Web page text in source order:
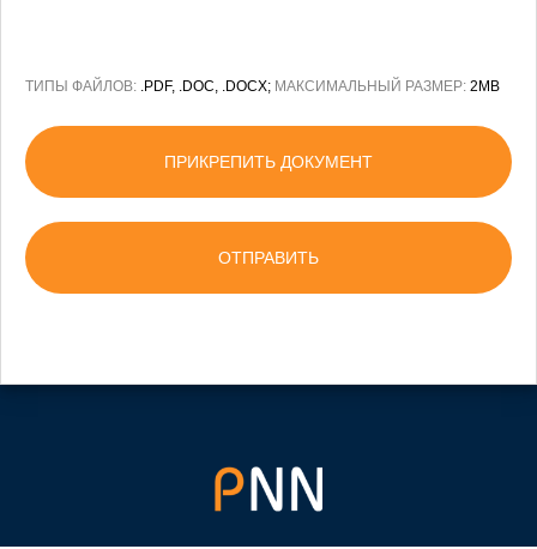
ТИПЫ ФАЙЛОВ: .PDF, .DOC, .DOCX; МАКСИМАЛЬНЫЙ РАЗМЕР: 2MB
ПРИКРЕПИТЬ ДОКУМЕНТ